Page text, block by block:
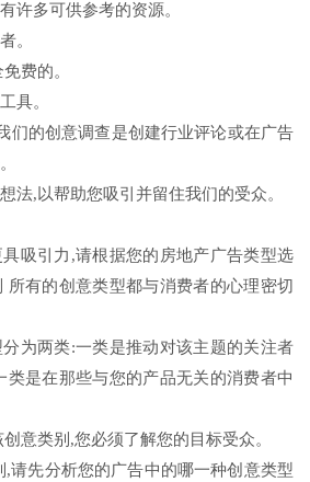
许多可供参考的资源。
。
费的。
具。
们的创意调查是创建行业评论或在广告
法,以帮助您吸引并留住我们的受众。
吸引力,请根据您的房地产广告类型选
所有的创意类型都与消费者的心理密切
为两类:一类是推动对该主题的关注者
类是在那些与您的产品无关的消费者中
意类别,您必须了解您的目标受众。
请先分析您的广告中的哪一种创意类型